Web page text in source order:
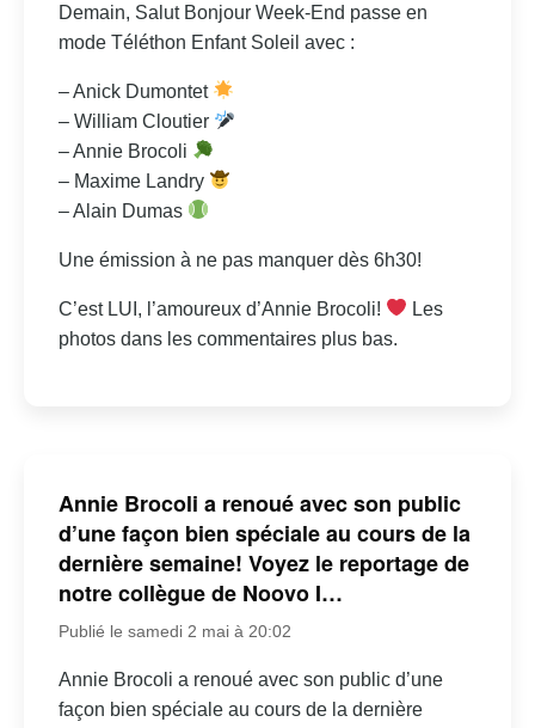
Demain, Salut Bonjour Week-End passe en
mode Téléthon Enfant Soleil avec :
– Anick Dumontet
– William Cloutier
– Annie Brocoli
– Maxime Landry
– Alain Dumas
Une émission à ne pas manquer dès 6h30!
C’est LUI, l’amoureux d’Annie Brocoli!
Les
photos dans les commentaires plus bas.
Annie Brocoli a renoué avec son public
d’une façon bien spéciale au cours de la
dernière semaine! Voyez le reportage de
notre collègue de Noovo I…
Publié le samedi 2 mai à 20:02
Annie Brocoli a renoué avec son public d’une
façon bien spéciale au cours de la dernière